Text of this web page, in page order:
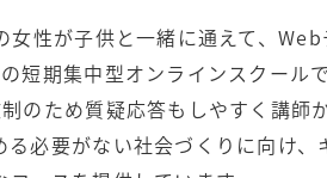
性が子供と一緒に通えて、
短期集中型オンラインスクールで
のため質疑応答もしやすく講師
必要がない社会づくりに向け、